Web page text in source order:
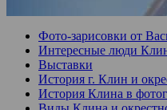
Фото-зарисовки от
Интересные люди
Выставки
История г. Клин и
История Клина в